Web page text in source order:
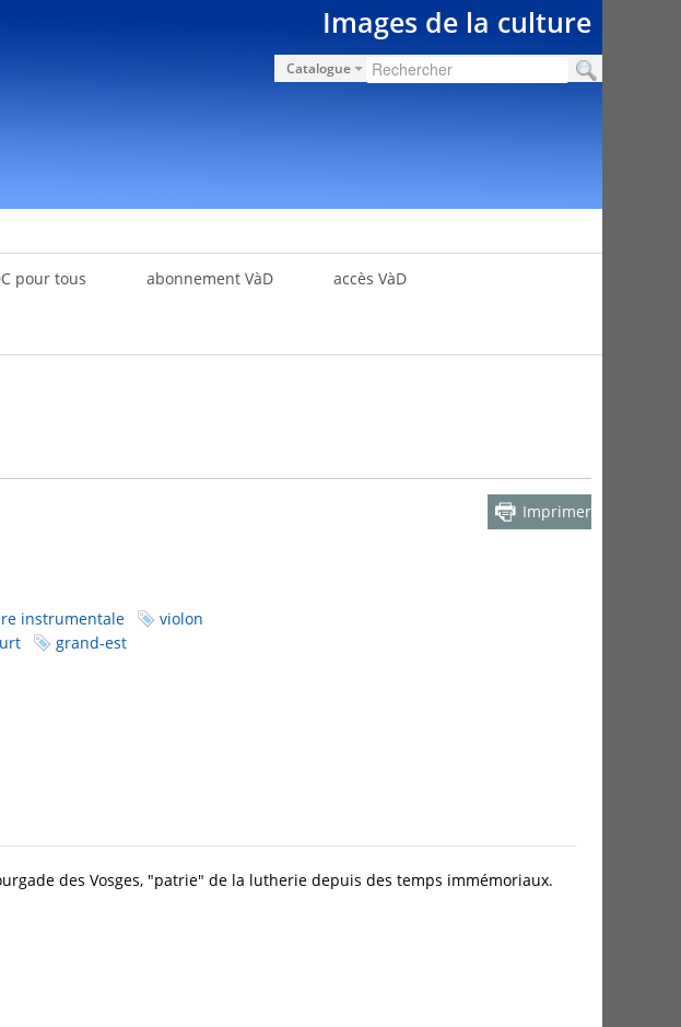
Images de la culture
Catalogue
pour tous abonnement VàD accès VàD
Imprimer
instrumentale
violon
grand-est
des Vosges, "patrie" de la lutherie depuis des temps immémoriaux.